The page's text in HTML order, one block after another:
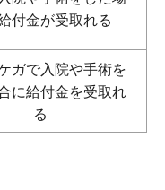
付金が受取れる
ガで入院や手術を
に給付金を受取れ
る